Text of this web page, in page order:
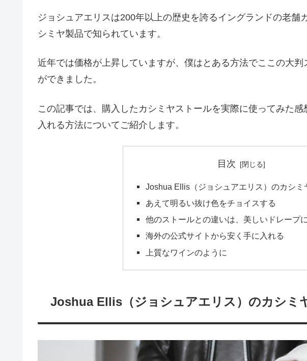
ジョシュアエリスは200年以上の歴史を誇るイングランドの老舗
シミヤ製品で知られています。
近年では価格が上昇していますが、僕はとある方法でここの大
ができました。
この記事では、購入したカシミヤストールを実際に使ってみた
入れる方法についてご紹介します。
目次
Joshua Ellis（ジョシュアエリス）のカシミ
あえて明るい抜け色をチョイスする
他のストールとの違いは、美しいドレープ
海外の公式サイトから安く手に入れる
上質なワインのように
Joshua Ellis（ジョシュアエリス）のカシミ